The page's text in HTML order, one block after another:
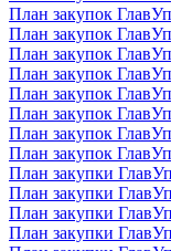
План закупок
План закупок
План закупок
План закупок
План закупок
План закупок
План закупок
План закупок
План закупки
План закупки
План закупки
План закупки